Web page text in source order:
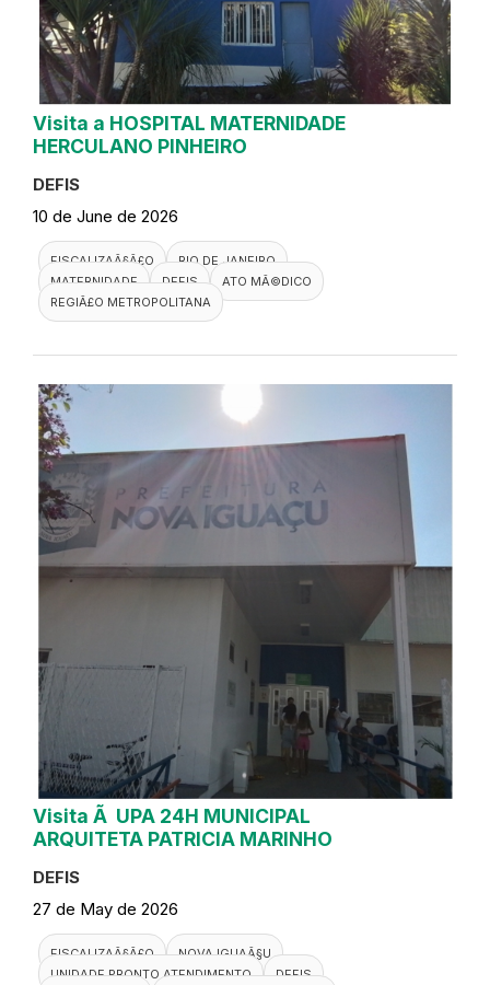
Visita a HOSPITAL MATERNIDADE
HERCULANO PINHEIRO
DEFIS
10 de June de 2026
FISCALIZAÃ§Ã£O
RIO DE JANEIRO
MATERNIDADE
DEFIS
ATO MÃ©DICO
REGIÃ£O METROPOLITANA
Visita Ã UPA 24H MUNICIPAL
ARQUITETA PATRICIA MARINHO
DEFIS
27 de May de 2026
FISCALIZAÃ§Ã£O
NOVA IGUAÃ§U
UNIDADE PRONTO ATENDIMENTO
DEFIS